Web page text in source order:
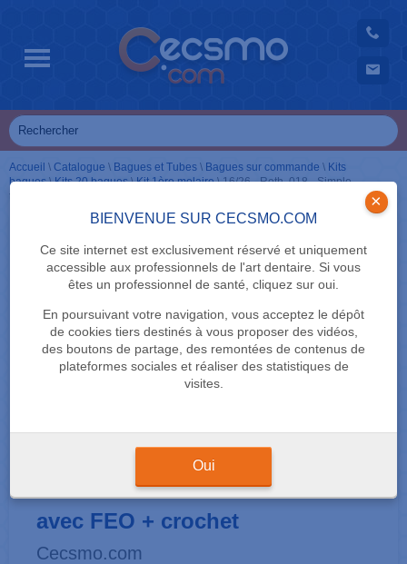
BIENVENUE SUR CECSMO.COM
Ce site internet est exclusivement réservé et uniquement
accessible aux professionnels de l'art dentaire. Si vous
êtes un professionnel de santé, cliquez sur oui.
En poursuivant votre navigation, vous acceptez le dépôt
de cookies tiers destinés à vous proposer des vidéos,
des boutons de partage, des remontées de contenus de
plateformes sociales et réaliser des statistiques de
visites.
×
Oui
Accueil \ Catalogue \ Bagues et Tubes \ Bagues sur commande \ Kits
bagues\Kits 20 bagues\Kit 1ère molaire\16/26 - Roth .018 - Simple
tube avec FEO + crochet
16/26 - Roth .018 - Simple tube
avec FEO + crochet
Cecsmo.com